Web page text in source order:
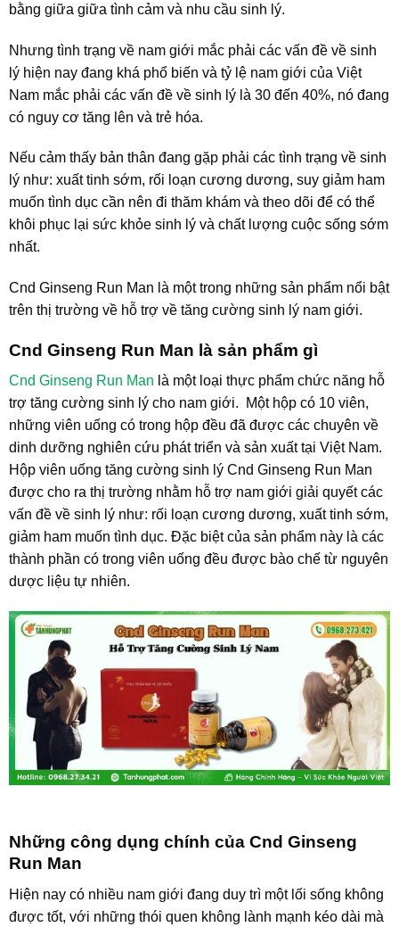
bằng giữa giữa tình cảm và nhu cầu sinh lý.
Nhưng tình trạng về nam giới mắc phải các vấn đề về sinh
lý hiện nay đang khá phổ biến và tỷ lệ nam giới của Việt
Nam mắc phải các vấn đề về sinh lý là 30 đến 40%, nó đang
có nguy cơ tăng lên và trẻ hóa.
Nếu cảm thấy bản thân đang gặp phải các tình trạng về sinh
lý như: xuất tinh sớm, rối loạn cương dương, suy giảm ham
muốn tình dục cần nên đi thăm khám và theo dõi để có thể
khôi phục lại sức khỏe sinh lý và chất lượng cuộc sống sớm
nhất.
Cnd Ginseng Run Man là một trong những sản phẩm nổi bật
trên thị trường về hỗ trợ về tăng cường sinh lý nam giới.
Cnd Ginseng Run Man là sản phẩm gì
Cnd Ginseng Run Man là một loại thực phẩm chức năng hỗ
trợ tăng cường sinh lý cho nam giới. Một hộp có 10 viên,
những viên uống có trong hộp đều đã được các chuyên về
dinh dưỡng nghiên cứu phát triển và sản xuất tại Việt Nam.
Hộp viên uống tăng cường sinh lý Cnd Ginseng Run Man
được cho ra thị trường nhằm hỗ trợ nam giới giải quyết các
vấn đề về sinh lý như: rối loạn cương dương, xuất tinh sớm,
giảm ham muốn tình dục. Đặc biệt của sản phẩm này là các
thành phần có trong viên uống đều được bào chế từ nguyên
dược liệu tự nhiên.
Những công dụng chính của Cnd Ginseng
Run Man
Hiện nay có nhiều nam giới đang duy trì một lối sống không
được tốt, với những thói quen không lành mạnh kéo dài mà